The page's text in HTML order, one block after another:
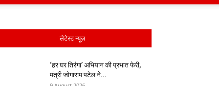
लेटेस्ट न्यूज़
‘हर घर तिरंगा’ अभियान की प्रभात फेरी,
मंत्री जोगाराम पटेल ने...